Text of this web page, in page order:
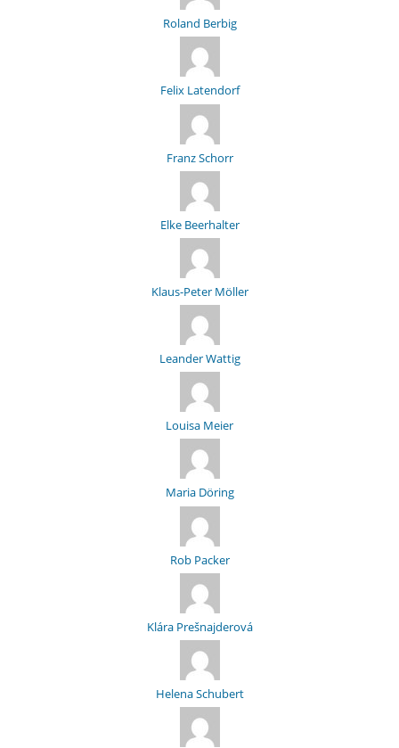
Roland Berbig
Felix Latendorf
Franz Schorr
Elke Beerhalter
Klaus-Peter Möller
Leander Wattig
Louisa Meier
Maria Döring
Rob Packer
Klára Prešnajderová
Helena Schubert